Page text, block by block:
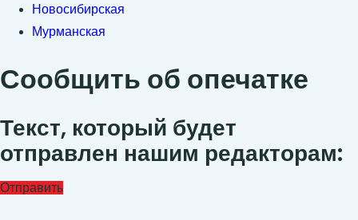
Новосибирская
Мурманская
Сообщить об опечатке
Текст, который будет
отправлен нашим редакторам:
Отправить